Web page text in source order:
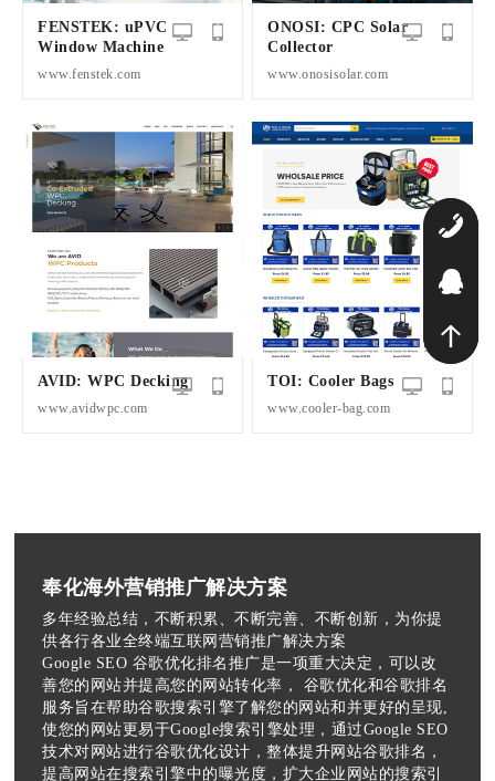
FENSTEK: uPVC
Window Machine
www.fenstek.com
ONOSI: CPC Solar
Collector
www.onosisolar.com
AVID: WPC Decking
www.avidwpc.com
TOI: Cooler Bags
www.cooler-bag.com
奉化海外营销推广解决方案
多年经验总结，不断积累、不断完善、不断创新，为你提
供各行各业全终端互联网营销推广解决方案
Google SEO 谷歌优化排名推广是一项重大决定，可以改
善您的网站并提高您的网站转化率， 谷歌优化和谷歌排名
服务旨在帮助谷歌搜索引擎了解您的网站和并更好的呈现,
使您的网站更易于Google搜索引擎处理，通过Google SEO
技术对网站进行谷歌优化设计，整体提升网站谷歌排名，
提高网站在搜索引擎中的曝光度，扩大企业网站的搜索引